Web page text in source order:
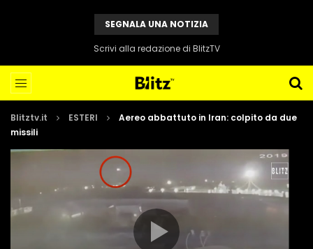
SEGNALA UNA NOTIZIA
Scrivi alla redazione di BlitzTV
Blitztv.it ESTERI
Aereo abbattuto in Iran: colpito da due
missili